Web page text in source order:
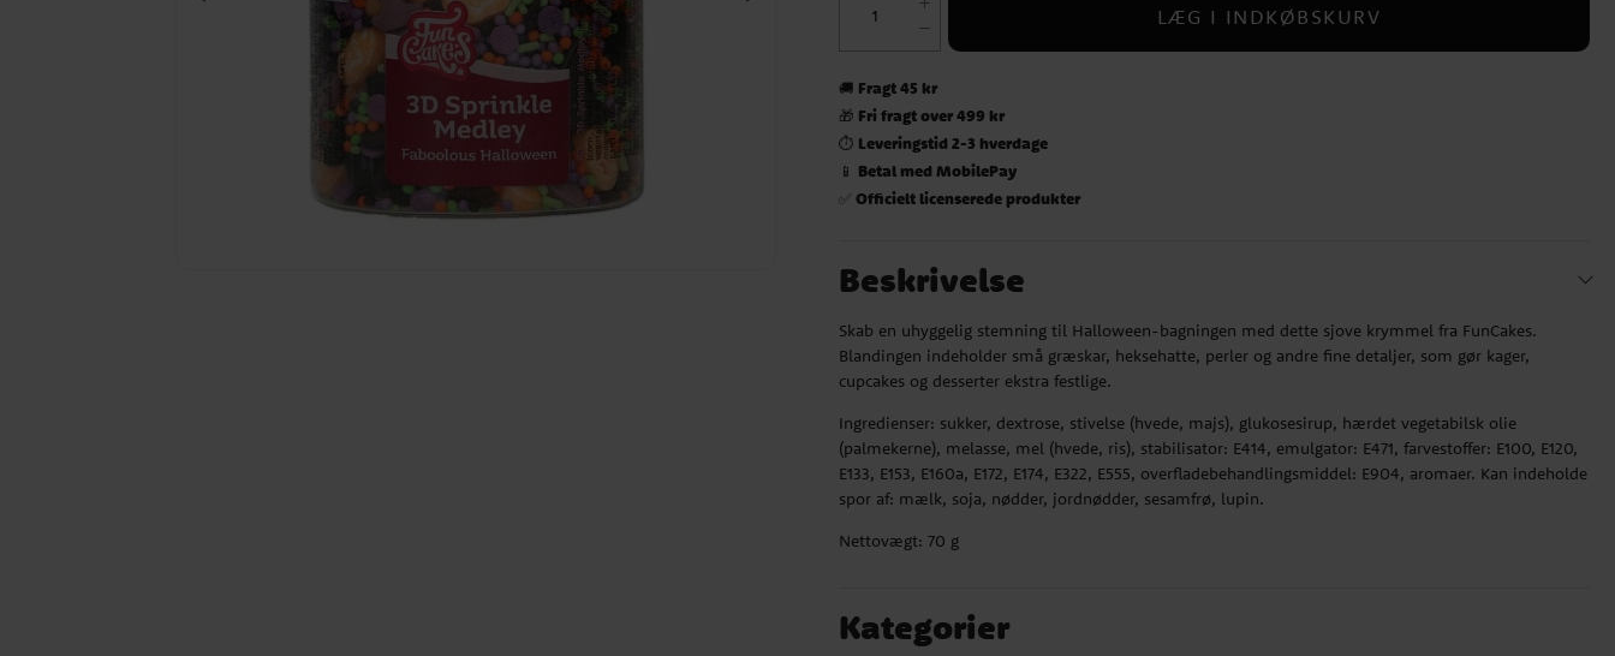
LÆG I INDKØBSKURV
🚚 Fragt 45 kr
🎁 Fri fragt over 499 kr
⏱️ Leveringstid 2-3 hverdage
📱 Betal med MobilePay
✅Officielt licenserede produkter
Beskrivelse
Skab en uhyggelig stemning til Halloween-bagningen med dette sjove krymmel fra FunCakes.
Blandingen indeholder små græskar, heksehatte, perler og andre fine detaljer, som gør kager,
cupcakes og desserter ekstra festlige.
Ingredienser: sukker, dextrose, stivelse (hvede, majs), glukosesirup, hærdet vegetabilsk olie
(palmekerne), melasse, mel (hvede, ris), stabilisator: E414, emulgator: E471, farvestoffer: E100, E120,
E133, E153, E160a, E172, E174, E322, E555, overfladebehandlingsmiddel: E904, aromaer. Kan indeholde
spor af: mælk, soja, nødder, jordnødder, sesamfrø, lupin.
Nettovægt: 70 g
Kategorier